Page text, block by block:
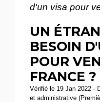
d'un visa pour
UN
BESOIN
POUR
FRANCE ?
Vérifié le 19 Jan 2022 -
et administrative